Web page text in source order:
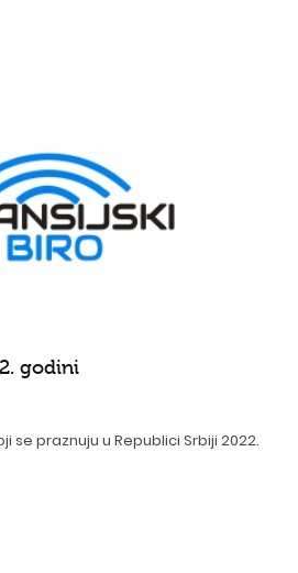
godini
se praznuju u Republici Srbiji 2022.